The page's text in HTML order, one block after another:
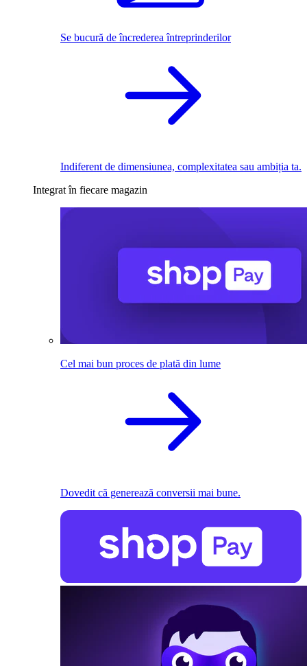
Se bucură de încrederea întreprinderilor
Indiferent de dimensiunea, complexitatea sau ambiția ta.
Integrat în fiecare magazin
Cel mai bun proces de plată din lume
Dovedit că generează conversii mai bune.